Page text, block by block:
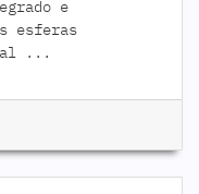
e
esferas
...